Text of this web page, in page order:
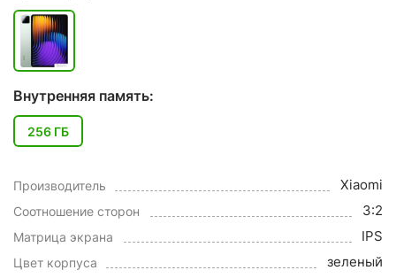
Внутренняя память:
256 ГБ
Производитель Xiaomi
Соотношение сторон 3:2
Матрица экрана IPS
Цвет корпуса зеленый